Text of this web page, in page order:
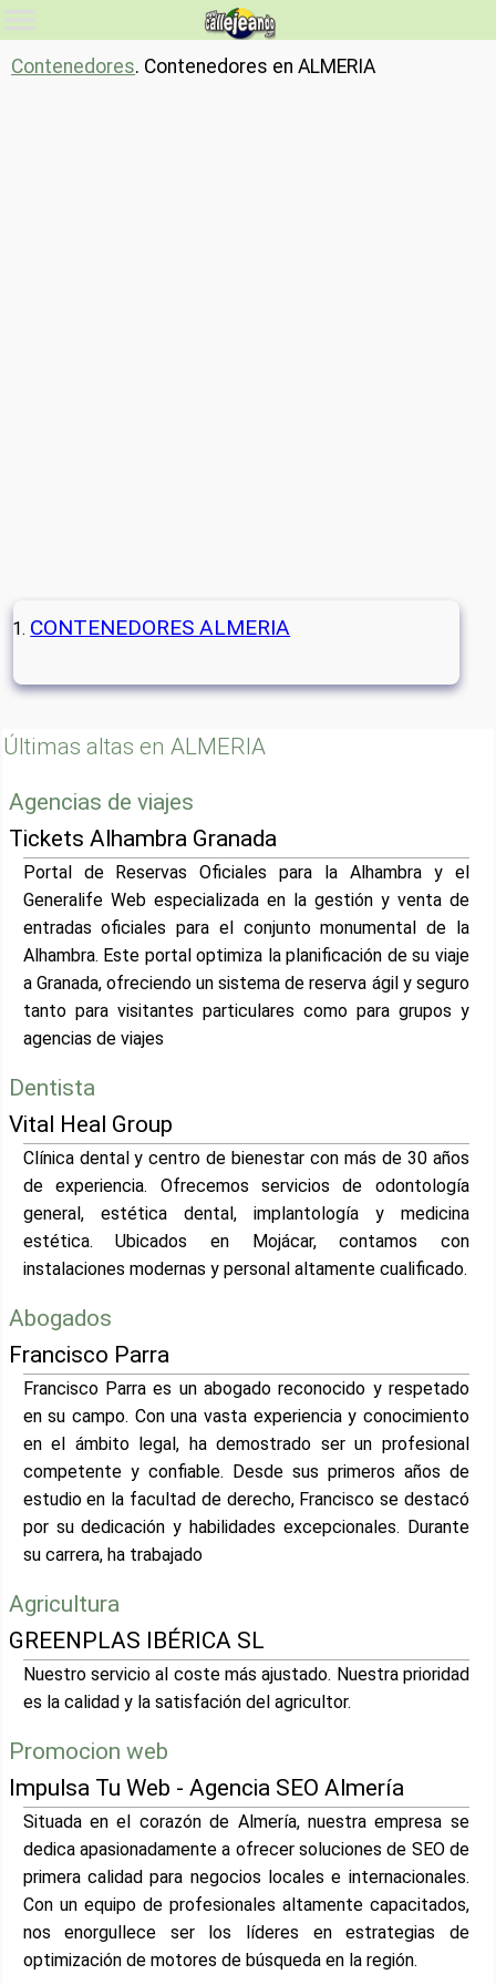
Contenedores. Contenedores en ALMERIA
CONTENEDORES ALMERIA
Últimas altas en ALMERIA
Agencias de viajes
Tickets Alhambra Granada
Portal de Reservas Oficiales para la Alhambra y el
Generalife Web especializada en la gestión y venta de
entradas oficiales para el conjunto monumental de la
Alhambra. Este portal optimiza la planificación de su viaje
a Granada, ofreciendo un sistema de reserva ágil y seguro
tanto para visitantes particulares como para grupos y
agencias de viajes
Dentista
Vital Heal Group
Clínica dental y centro de bienestar con más de 30 años
de experiencia. Ofrecemos servicios de odontología
general, estética dental, implantología y medicina
estética. Ubicados en Mojácar, contamos con
instalaciones modernas y personal altamente cualificado.
Abogados
Francisco Parra
Francisco Parra es un abogado reconocido y respetado
en su campo. Con una vasta experiencia y conocimiento
en el ámbito legal, ha demostrado ser un profesional
competente y confiable. Desde sus primeros años de
estudio en la facultad de derecho, Francisco se destacó
por su dedicación y habilidades excepcionales. Durante
su carrera, ha trabajado
Agricultura
GREENPLAS IBÉRICA SL
Nuestro servicio al coste más ajustado. Nuestra prioridad
es la calidad y la satisfación del agricultor.
Promocion web
Impulsa Tu Web - Agencia SEO Almería
Situada en el corazón de Almería, nuestra empresa se
dedica apasionadamente a ofrecer soluciones de SEO de
primera calidad para negocios locales e internacionales.
Con un equipo de profesionales altamente capacitados,
nos enorgullece ser los líderes en estrategias de
optimización de motores de búsqueda en la región.